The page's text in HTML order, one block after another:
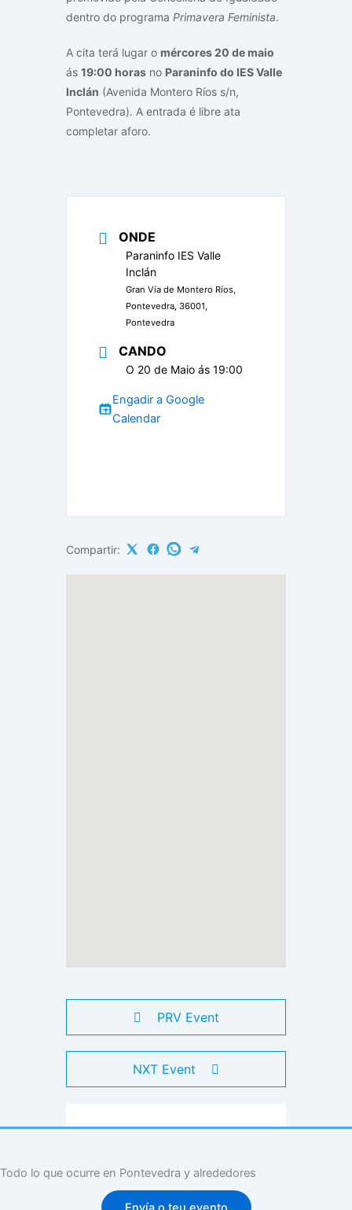
dentro do programa Primavera Feminista.
A cita terá lugar o mércores 20 de maio
ás 19:00 horas no Paraninfo do IES Valle
Inclán (Avenida Montero Ríos s/n,
Pontevedra). A entrada é libre ata
completar aforo.
ONDE
Paraninfo IES Valle
Inclán
Gran Vía de Montero Ríos,
Pontevedra, 36001,
Pontevedra
CANDO
O 20 de Maio ás 19:00
Engadir a Google
Calendar
Compartir:
PRV Event
NXT Event
Todo lo que ocurre en Pontevedra y alrededores